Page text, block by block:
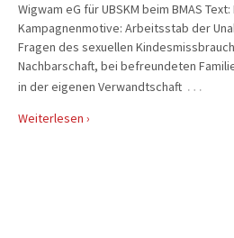
Wigwam eG für UBSKM beim BMAS
Kampagnenmotive: Arbeitsstab der
Fragen des sexuellen
Nachbarschaft, bei befreundeten
in der eigenen Verwandtschaft …
Weiterlesen ›